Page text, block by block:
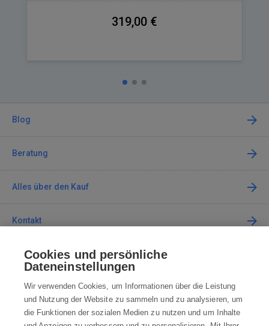
319,00 €
Blog
Beratung
Alles über den Kauf
Kontakt
Kontaktieren Sie uns
info@robotworld.de
+49 25 197 159 962 Mo-Fr 8:00—16:00 Uhr
Cookies und persönliche
Dateneinstellungen
Wir verwenden Cookies, um Informationen über die Leistung
und Nutzung der Website zu sammeln und zu analysieren, um
die Funktionen der sozialen Medien zu nutzen und um Inhalte